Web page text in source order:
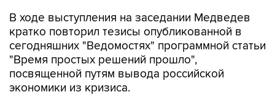
В ходе выступления на заседании Медведев
кратко повторил тезисы опубликованной в
сегодняшних "Ведомостях" программной статьи
"Время простых решений прошло",
посвященной путям вывода российской
экономики из кризиса.